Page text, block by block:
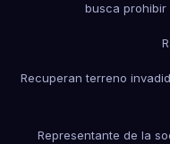
busca prohibir
Recuperan terreno
Representante de la